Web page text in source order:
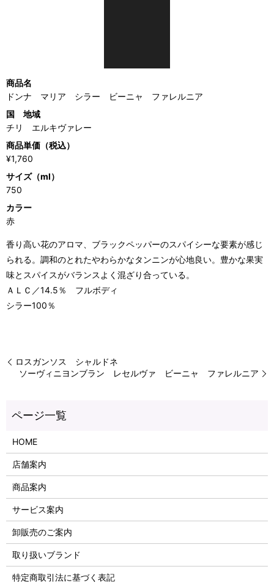
商品名
ドンナ マリア シラー ビーニャ ファレルニア
国 地域
チリ エルキヴァレー
商品単価（税込）
¥1,760
サイズ（ml）
750
カラー
赤
香り高い花のアロマ、ブラックペッパーのスパイシーな要素が感じ
られる。調和のとれたやわらかなタンニンが心地良い。豊かな果実
味とスパイスがバランスよく混ざり合っている。
ＡＬＣ／14.5％ フルボディ
シラー100％
ロスガンソス シャルドネ
ソーヴィニヨンブラン レセルヴァ ビーニャ ファレルニア
HOME
店舗案内
商品案内
サービス案内
卸販売のご案内
取り扱いブランド
特定商取引法に基づく表記